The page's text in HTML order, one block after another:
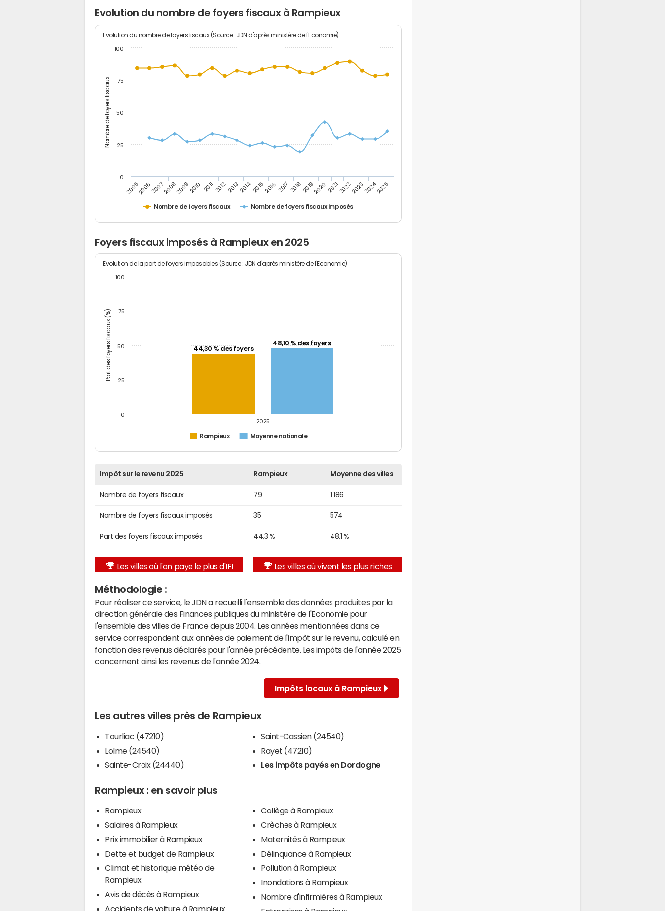
Evolution du nombre de foyers fiscaux à Rampieux
Nombre de foyers fiscaux
Evolution du nombre de foyers fiscaux (Source : JDN d'après ministère de l'Economie)
Nombre de foyers fiscaux Nombre de foyers fiscaux imposés
200520062007200820092010 201120122013201420152016 2017 20182019202020212022202320242025
0
25
50
75
100
Foyers fiscaux imposés à Rampieux en 2025
Part des foyers fiscaux (%)
Evolution de la part de foyers imposables (Source : JDN d'après ministère de l'Economie)
44,30 % des foyers
48,10 % des foyers
Rampieux Moyenne nationale
2025
0
25
50
75
100
Impôt sur le revenu 2025 Rampieux Moyenne des villes
Nombre de foyers fiscaux 79 1 186
Nombre de foyers fiscaux imposés 35 574
Part des foyers fiscaux imposés 44,3 % 48,1 %
Les villes où l'on paye le plus d'IFI Les villes où vivent les plus riches
Méthodologie :
Pour réaliser ce service, le JDN a recueilli l'ensemble des données produites par la
direction générale des Finances publiques du ministère de l'Economie pour
l'ensemble des villes de France depuis 2004. Les années mentionnées dans ce
service correspondent aux années de paiement de l'impôt sur le revenu, calculé en
fonction des revenus déclarés pour l'année précédente. Les impôts de l'année 2025
concernent ainsi les revenus de l'année 2024.
Impôts locaux à Rampieux
Les autres villes près de Rampieux
Tourliac (47210)
Lolme (24540)
Sainte-Croix (24440)
Saint-Cassien (24540)
Rayet (47210)
Les impôts payés en Dordogne
Rampieux : en savoir plus
Rampieux
Salaires à Rampieux
Prix immobilier à Rampieux
Dette et budget de Rampieux
Climat et historique météo de
Rampieux
Avis de décès à Rampieux
Accidents de voiture à Rampieux
Collège à Rampieux
Crèches à Rampieux
Maternités à Rampieux
Délinquance à Rampieux
Pollution à Rampieux
Inondations à Rampieux
Nombre d'infirmières à Rampieux